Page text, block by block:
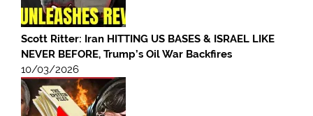
Scott Ritter: Iran HITTING US BASES & ISRAEL LIKE
NEVER BEFORE, Trump’s Oil War Backfires
10/03/2026